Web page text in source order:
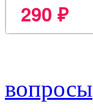
вопросы